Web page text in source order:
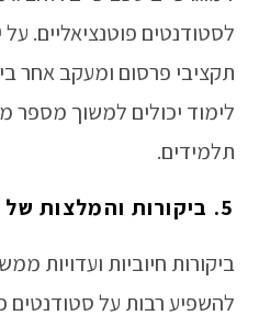
לסטודנטים פוטנציאליים.
תקציבי פרסום ומעקב אחר
לימוד יכולים למשוך מספר
תלמידים.
5. ביקורות והמלצות של משתמשים:
ביקורות חיוביות ועדויות
להשפיע רבות על סטודנטים